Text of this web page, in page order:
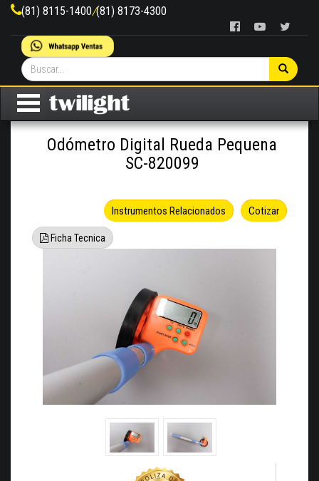
(81) 8115-1400/(81) 8173-4300
Odómetro Digital Rueda Pequena
SC-820099
Cotizar
Instrumentos Relacionados
Ficha Tecnica